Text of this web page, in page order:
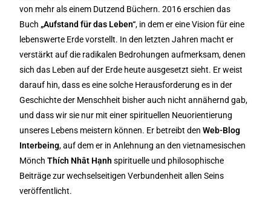
von mehr als einem Dutzend Büchern. 2016 erschien das
Buch „Aufstand für das Leben“, in dem er eine Vision für eine
lebenswerte Erde vorstellt. In den letzten Jahren macht er
verstärkt auf die radikalen Bedrohungen aufmerksam, denen
sich das Leben auf der Erde heute ausgesetzt sieht. Er weist
darauf hin, dass es eine solche Herausforderung es in der
Geschichte der Menschheit bisher auch nicht annähernd gab,
und dass wir sie nur mit einer spirituellen Neuorientierung
unseres Lebens meistern können. Er betreibt denWeb-Blog
Interbeing, auf dem er in Anlehnung an den vietnamesischen
MönchThích Nhât Hạnh spirituelle und philosophische
Beiträge zur wechselseitigen Verbundenheit allen Seins
veröffentlicht.